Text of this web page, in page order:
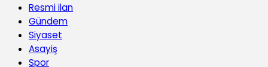
Resmi ilan
Gündem
Siyaset
Asayiş
Spor